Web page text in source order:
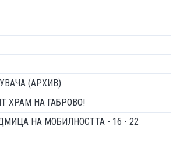
(АРХИВ)
ХРАМ НА ГАБРОВО!
НА МОБИЛНОСТТА - 16 - 22